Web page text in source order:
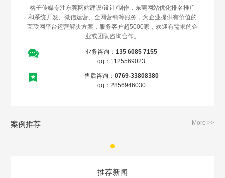
格子传媒专注东莞网站建设/设计/制作，东莞网站优化排名推广
和系统开发、微信运营、全网营销等服务，为企业提供有价值的
互联网平台运营解决方案，服务客户超5000家，欢迎有需求的企
业或团队咨询合作。
业务咨询： 135 6085 7155
qq：1125569023
售后咨询： 0769-33808380
qq：2856946030
案例推荐 More >>
推荐新闻